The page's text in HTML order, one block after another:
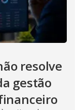
resolve
gestão